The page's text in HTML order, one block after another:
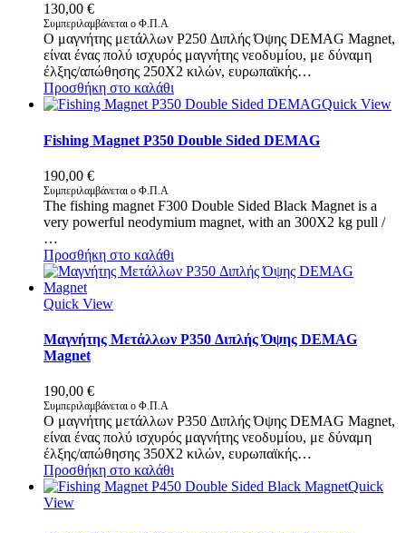
130,00 €
Συμπεριλαμβάνεται ο Φ.Π.Α
Ο μαγνήτης μετάλλων P250 Διπλής Όψης DEMAG Magnet,
είναι ένας πολύ ισχυρός μαγνήτης νεοδυμίου, με δύναμη
έλξης/απώθησης 250X2 κιλών, ευρωπαϊκής…
Προσθήκη στο καλάθι
Quick View
Fishing Magnet P350 Double Sided DEMAG
190,00 €
Συμπεριλαμβάνεται ο Φ.Π.Α
The fishing magnet F300 Double Sided Black Magnet is a
very powerful neodymium magnet, with an 300X2 kg pull /
…
Προσθήκη στο καλάθι
Quick View
Μαγνήτης Μετάλλων P350 Διπλής Όψης DEMAG
Magnet
190,00 €
Συμπεριλαμβάνεται ο Φ.Π.Α
Ο μαγνήτης μετάλλων P350 Διπλής Όψης DEMAG Magnet,
είναι ένας πολύ ισχυρός μαγνήτης νεοδυμίου, με δύναμη
έλξης/απώθησης 350X2 κιλών, ευρωπαϊκής…
Προσθήκη στο καλάθι
Quick
View